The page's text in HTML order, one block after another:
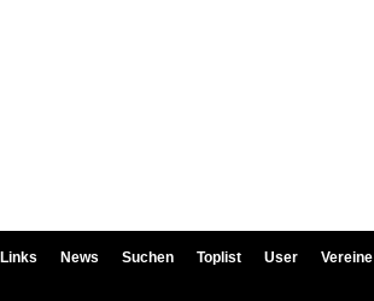
Links News Suchen Toplist User Vereine